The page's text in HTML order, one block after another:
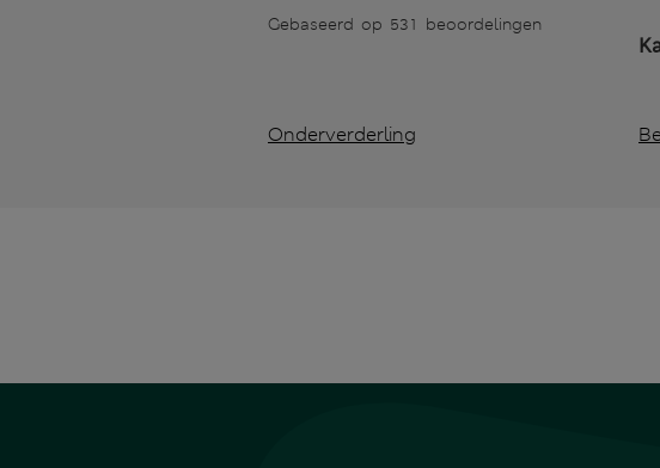
Gebaseerd op 531 beoordelingen
Onderverderling